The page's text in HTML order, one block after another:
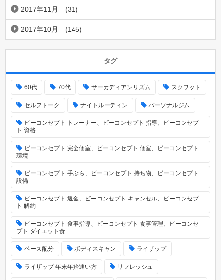
2017年11月 (31)
2017年10月 (145)
タグ
60代 70代 サーカディアンリズム スクワット
セルフトーク ナイトルーティン パーソナルジム
ビーコンセプト トレーナー、ビーコンセプト 指導、ビーコンセプ
ト 資格
ビーコンセプト 完全個室、ビーコンセプト 個室、ビーコンセプト
環境
ビーコンセプト 手ぶら、ビーコンセプト 持ち物、ビーコンセプト
設備
ビーコンセプト 返金、ビーコンセプト キャンセル、ビーコンセプ
ト 解約
ビーコンセプト 食事指導、ビーコンセプト 食事管理、ビーコンセ
プト ダイエット食
ペース配分 ボディスキャン ライザップ
ライザップ 年末年始通い方 リフレッシュ